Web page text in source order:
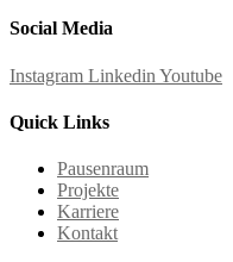
Social Media
Instagram Linkedin Youtube
Quick Links
Pausenraum
Projekte
Karriere
Kontakt